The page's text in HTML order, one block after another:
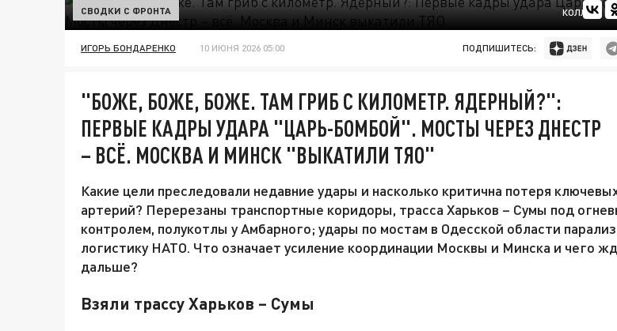
КОЛЛАЖ
СВОДКИ С ФРОНТА
ИГОРЬ БОНДАРЕНКО 10 ИЮНЯ 2026 05:00 ПОДПИШИТЕСЬ:
"БОЖЕ, БОЖЕ, БОЖЕ. ТАМ ГРИБ С КИЛОМЕТР. ЯДЕРНЫЙ?":
ПЕРВЫЕ КАДРЫ УДАРА "ЦАРЬ-БОМБОЙ". МОСТЫ ЧЕРЕЗ ДНЕСТР
– ВСЁ. МОСКВА И МИНСК "ВЫКАТИЛИ ТЯО"
Какие цели преследовали недавние удары и насколько критична потеря
артерий? Перерезаны транспортные коридоры, трасса Харьков – Сумы под
контролем, полукотлы у Амбарного; удары по мостам в Одесской области
логистику НАТО. Что означает усиление координации Москвы и Минска и чего
дальше?
Взяли трассу Харьков – Сумы